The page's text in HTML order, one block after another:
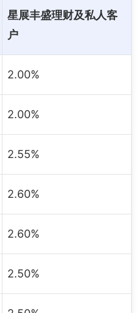
星展丰盛理财及私人客
户
2.00%
2.00%
2.55%
2.60%
2.60%
2.50%